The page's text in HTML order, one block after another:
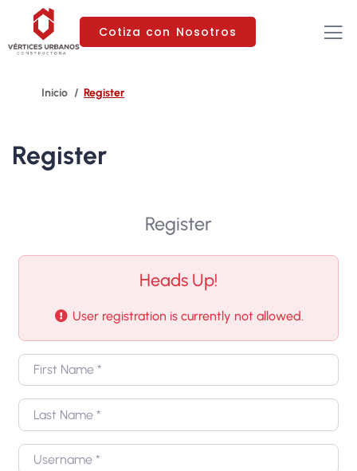
Cotiza con Nosotros
Register
Register
Register
Heads Up!
User registration is currently not allowed.
First Name*
Last Name*
Username*